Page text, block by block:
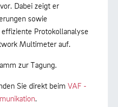
Dabei zeigt er
sowie
Protokollanalyse
Multimeter auf.
zur Tagung.
Sie direkt beim VAF -
.